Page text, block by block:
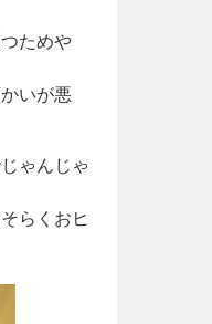
ためや
いが悪
ゃんじゃ
らくおヒ